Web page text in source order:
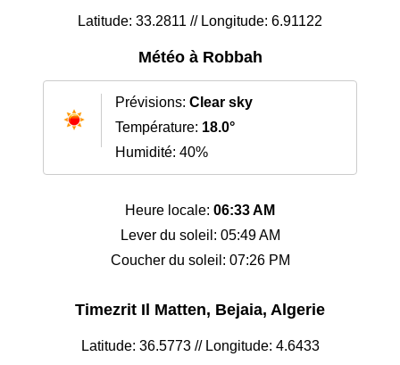
Latitude: 33.2811 // Longitude: 6.91122
Météo à Robbah
Prévisions: Clear sky
Température: 18.0°
Humidité: 40%
Heure locale: 06:33 AM
Lever du soleil: 05:49 AM
Coucher du soleil: 07:26 PM
Timezrit Il Matten, Bejaia, Algerie
Latitude: 36.5773 // Longitude: 4.6433